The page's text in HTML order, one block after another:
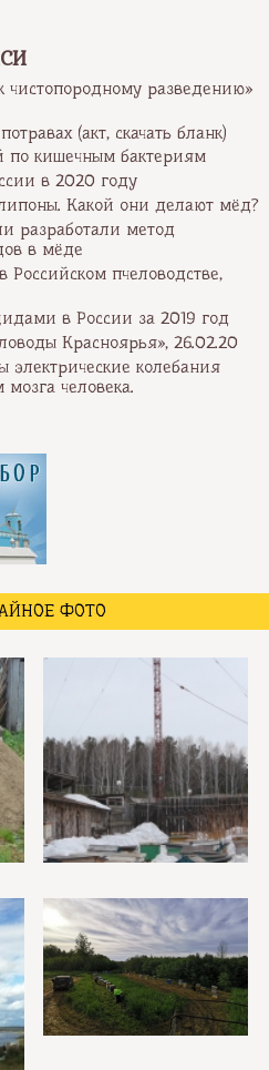
разведению»
(акт, скачать бланк)
по кишечным бактериям
в 2020 году
Какой они делают мёд?
разработали метод
в мёде
пчеловодстве,
в России за 2019 год
Красноярья», 26.02.20
электрические колебания
человека.
ФОТО